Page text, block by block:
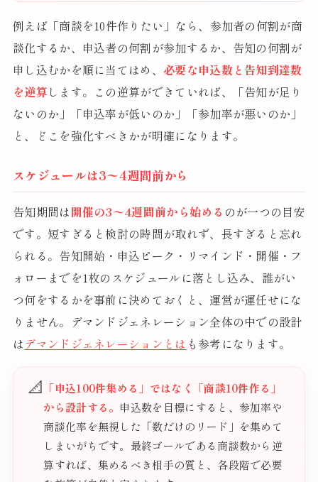
例えば「商談を10件作りたい」なら、参加者の何割が商
談化するか、申込者の何割が参加するか、告知の何割が
申し込むかを順に当てはめ、 必要な申込数と告知到達数
を逆算 します。この逆算ができていれば、「告知が足り
ないのか」「申込率が低いのか」「参加率が悪いのか」
と、どこを強化すべきかが明確になります。
スケジュールは3〜4週間前から
告知期間は開催の3〜4週間前から始める のが一つの目安
です。短すぎると検討の時間が取れず、長すぎると忘れ
られる。告知開始・申込ピーク・リマインド・開催・フ
ォローまでを1枚のスケジュールに落とし込み、誰がい
つ何をするかを事前に決めておくと、運営が運任せにな
りません。デマンドジェネレーション全体の中での設計
は デマンドジェネレーションとは も参考になります。
📐 「申込100件集める」ではなく「商談10件作る」
から設計する。 申込数を目標にすると、参加率や
商談化率を無視した「数だけのリード」を集めて
しまいがちです。最終ゴールである商談数から逆
算すれば、集めるべき相手の質と、各段階で必要